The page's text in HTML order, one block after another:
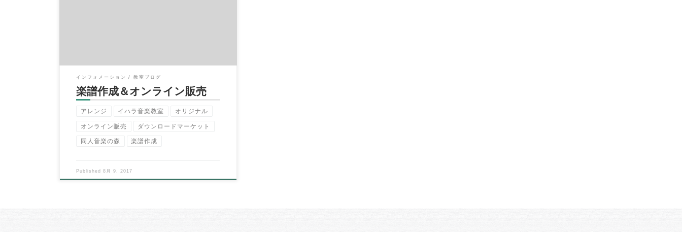
インフォメーション 教室ブログ
楽譜作成＆オンライン販売
アレンジ イハラ音楽教室 オリジナル
オンライン販売 ダウンロードマーケット
同人音楽の森 楽譜作成
Published8月 9, 2017